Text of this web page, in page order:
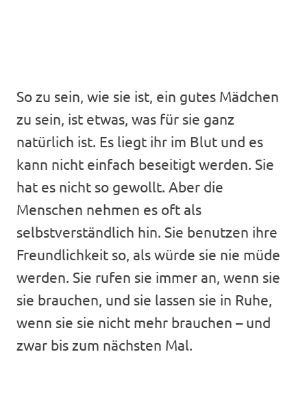
So zu sein, wie sie ist, ein gutes Mädchen
zu sein, ist etwas, was für sie ganz
natürlich ist. Es liegt ihr im Blut und es
kann nicht einfach beseitigt werden. Sie
hat es nicht so gewollt. Aber die
Menschen nehmen es oft als
selbstverständlich hin. Sie benutzen ihre
Freundlichkeit so, als würde sie nie müde
werden. Sie rufen sie immer an, wenn sie
sie brauchen, und sie lassen sie in Ruhe,
wenn sie sie nicht mehr brauchen – und
zwar bis zum nächsten Mal.